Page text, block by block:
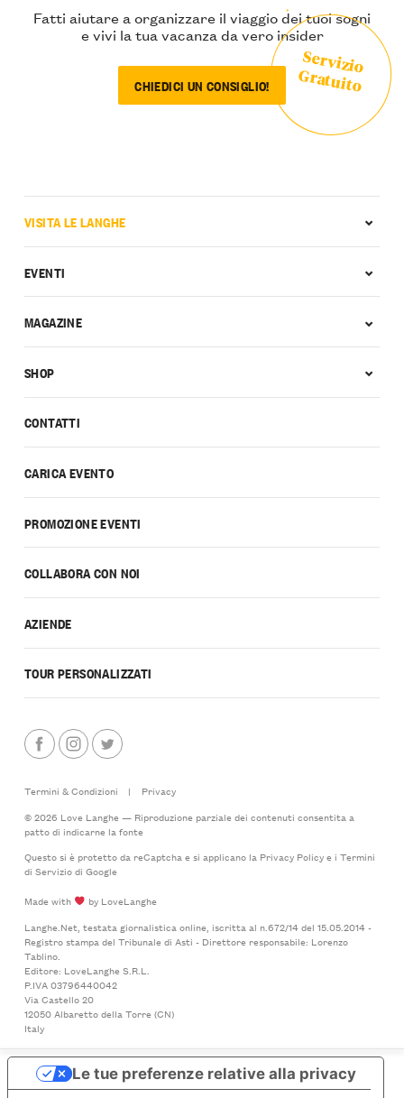
Fatti aiutare a organizzare il viaggio dei tuoi sogni
e vivi la tua vacanza da vero insider
CHIEDICI UN CONSIGLIO!
Servizio
Gratuito
CONTATTI
CARICA EVENTO
PROMOZIONE EVENTI
COLLABORA CON NOI
AZIENDE
TOUR PERSONALIZZATI
VISITA LE LANGHE
EVENTI
MAGAZINE
SHOP
Termini & Condizioni |
Privacy
© 2026 Love Langhe — Riproduzione parziale dei contenuti consentita a
patto di indicarne la fonte
Questo si è protetto da reCaptcha e si applicano la Privacy Policye i Termini
di Serviziodi Google
Made with
by LoveLanghe
Langhe.Net, testata giornalistica online, iscritta al n.672/14 del 15.05.2014 -
Registro stampa del Tribunale di Asti - Direttore responsabile: Lorenzo
Tablino.
Editore: LoveLanghe S.R.L.
P.IVA 03796440042
Via Castello 20
12050 Albaretto della Torre (CN)
Italy
Le tue preferenze relative alla privacy